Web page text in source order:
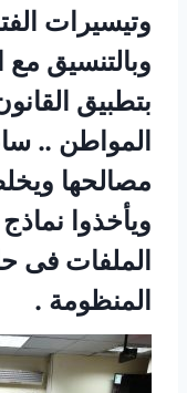
وتيسيرات
وبالتنسيق مع
بتطبيق
المواطن ..
مصالحها
ويأخذوا
الملفات فى
المنظومة .